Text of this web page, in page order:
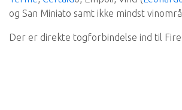
og San Miniato samt ikke mindst
Der er direkte togforbindelse ind til